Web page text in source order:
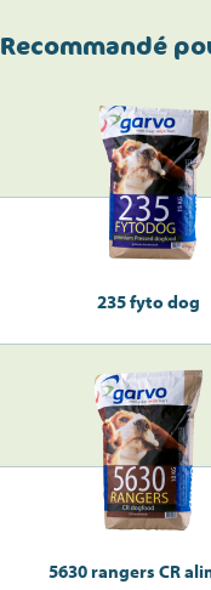
Recommandé
235 fyto dog
5630 rangers CR